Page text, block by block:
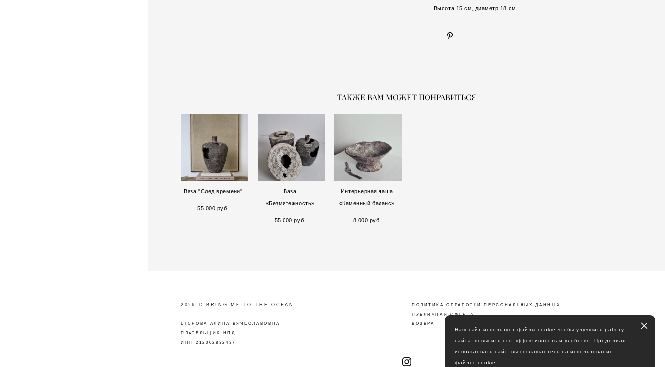
Высота 15 см, диаметр 18 см.
ТАКЖЕ ВАМ МОЖЕТ ПОНРАВИТЬСЯ
Ваза "След времени"
55 000 pуб.
Ваза
«Безмятежность»
55 000 pуб.
Интерьерная чаша
«Каменный баланс»
8 000 pуб.
2026 © BRING ME TO THE OCEAN
ЕГОРОВА АЛИНА ВЯЧЕСЛАВОВНА
ПЛАТЕЛЬЩИК НПД
ИНН 212002832437
ПОЛИТИКА ОБРАБОТКИ ПЕРСОНАЛЬНЫХ ДАННЫХ .
ПУБЛИЧНАЯ ОФЕРТА
ВОЗВРАТ
Наш сайт использует файлы cookie чтобы улучшить работу
сайта, повысить его эффективность и удобство. Продолжая
использовать сайт, вы соглашаетесь на использование
файлов cookie.